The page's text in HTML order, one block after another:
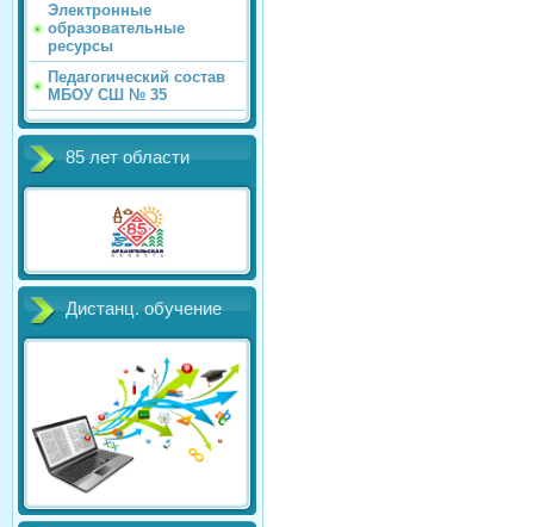
Электронные
образовательные
ресурсы
Педагогический состав
МБОУ СШ № 35
85 лет области
Дистанц. обучение